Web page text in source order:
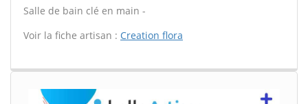
Salle de bain clé en main -
Voir la fiche artisan : Creation flora